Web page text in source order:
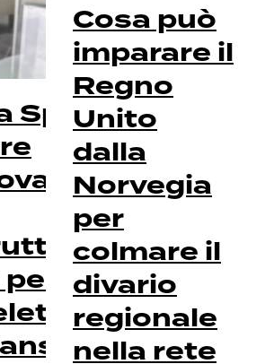
Space
di
Cosa può
imparare il
Regno
Unito
dalla
Norvegia
per
colmare il
divario
regionale
nella rete